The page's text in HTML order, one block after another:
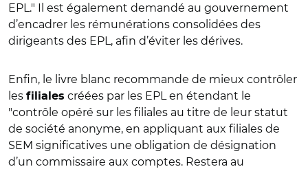
EPL." Il est également demandé au gouvernement
d’encadrer les rémunérations consolidées des
dirigeants des EPL, afin d’éviter les dérives.
Enfin, le livre blanc recommande de mieux contrôler
les filiales créées par les EPL en étendant le
"contrôle opéré sur les filiales au titre de leur statut
de société anonyme, en appliquant aux filiales de
SEM significatives une obligation de désignation
d’un commissaire aux comptes. Restera au